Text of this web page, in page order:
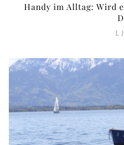
Handy im Alltag: Wird
1.